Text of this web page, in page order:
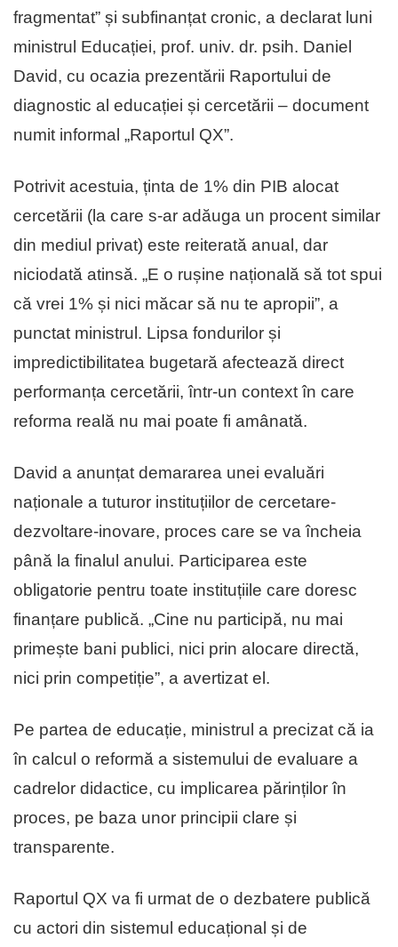
fragmentat” și subfinanțat cronic, a declarat luni
ministrul Educației, prof. univ. dr. psih. Daniel
David, cu ocazia prezentării Raportului de
diagnostic al educației și cercetării – document
numit informal „Raportul QX”.
Potrivit acestuia, ținta de 1% din PIB alocat
cercetării (la care s-ar adăuga un procent similar
din mediul privat) este reiterată anual, dar
niciodată atinsă. „E o rușine națională să tot spui
că vrei 1% și nici măcar să nu te apropii”, a
punctat ministrul. Lipsa fondurilor și
impredictibilitatea bugetară afectează direct
performanța cercetării, într-un context în care
reforma reală nu mai poate fi amânată.
David a anunțat demararea unei evaluări
naționale a tuturor instituțiilor de cercetare-
dezvoltare-inovare, proces care se va încheia
până la finalul anului. Participarea este
obligatorie pentru toate instituțiile care doresc
finanțare publică. „Cine nu participă, nu mai
primește bani publici, nici prin alocare directă,
nici prin competiție”, a avertizat el.
Pe partea de educație, ministrul a precizat că ia
în calcul o reformă a sistemului de evaluare a
cadrelor didactice, cu implicarea părinților în
proces, pe baza unor principii clare și
transparente.
Raportul QX va fi urmat de o dezbatere publică
cu actori din sistemul educațional și de